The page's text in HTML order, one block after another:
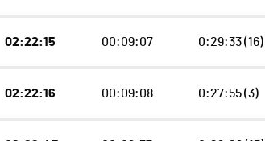
02:22:15 00:09:07 0:29:33 (16)
02:22:16 00:09:08 0:27:55 (3)